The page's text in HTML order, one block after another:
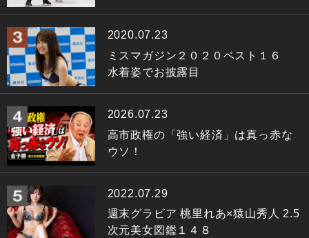
2020.07.23
ミスマガジン２０２０ベスト１６
水着姿でお披露目
2026.07.23
高市政権の「強い経済」は真っ赤な
ウソ！
2022.07.29
週末グラビア 桃里れあ×猿山秀人 2.5
次元美女図鑑１４８